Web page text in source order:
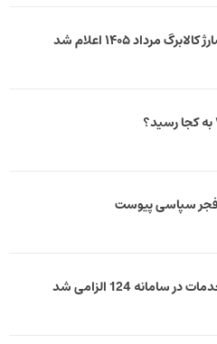
مرداد ۱۴۰۵ اعلام شد
فجر سپاسی پیوست
124 الزامی شد